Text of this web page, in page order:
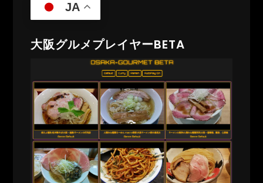
JA
大阪グルメプレイヤーBETA